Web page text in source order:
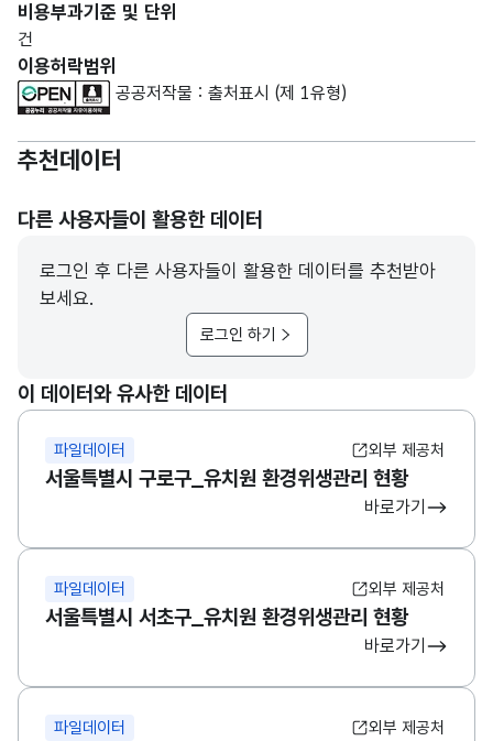
비용부과기준 및 단위
건
이용허락범위
공공저작물 : 출처표시 (제 1유형)
추천데이터
다른 사용자들이 활용한 데이터
로그인 후 다른 사용자들이 활용한 데이터를 추천받아
보세요.
로그인 하기
이 데이터와 유사한 데이터
파일데이터 외부 제공처
서울특별시 구로구_유치원 환경위생관리 현황
바로가기
파일데이터 외부 제공처
서울특별시 서초구_유치원 환경위생관리 현황
바로가기
파일데이터 외부 제공처